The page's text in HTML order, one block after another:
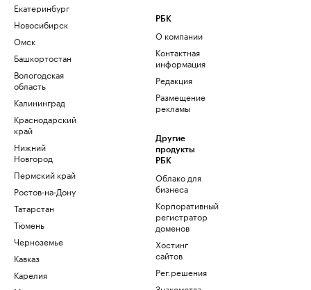
Екатеринбург
Новосибирск
Омск
Башкортостан
Вологодская
область
Калининград
Краснодарский
край
Нижний
Новгород
Пермский край
Ростов-на-Дону
Татарстан
Тюмень
Черноземье
Кавказ
Карелия
РБК
О компании
Контактная
информация
Редакция
Размещение
рекламы
Другие
продукты
РБК
Облако для
бизнеса
Корпоративный
регистратор
доменов
Хостинг
сайтов
Рег.решения